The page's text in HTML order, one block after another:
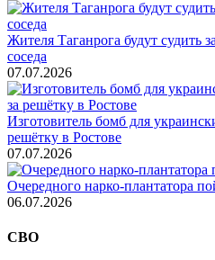
Жителя Таганрога будут судить
соседа
07.07.2026
Изготовитель бомб для
решётку в Ростове
07.07.2026
Очередного нарко-плантатора
06.07.2026
СВО